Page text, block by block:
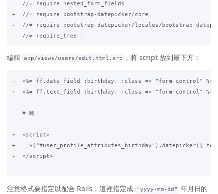
   //= require nested_form_fields
+  //= require bootstrap-datepicker/core
+  //= require bootstrap-datepicker/locales/bootstrap-
編輯 app/views/users/edit.html.erb ，將 script 放到最下方：
-  <%= ff.date_field :birthday, :class => "form-control" %>
+  <%= ff.text_field :birthday, :class => "form-control" %>
   # 略
+  <script>
+    $("#user_profile_attributes_birthday").datepicker({
+  </script>
注意格式要指定以配合 Rails，這裡指定成 "yyyy-mm-dd"
年月日的